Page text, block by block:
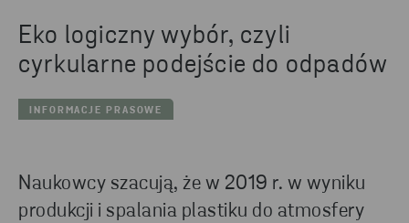
Eko logiczny wybór, czyli
cyrkularne podejście do odpadów
INFORMACJE PRASOWE
Naukowcy szacują, że w 2019 r. w wyniku
produkcji i spalania plastiku do atmosfery